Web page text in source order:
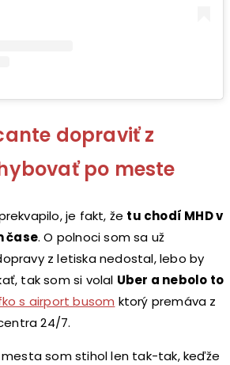
dopraviť z
po meste
je fakt, že tu chodí MHD v
čase. O polnoci som sa už
z letiska nedostal, lebo by
tak som si volal Uber a nebolo to
s airport busom ktorý premáva z
24/7.
mesta som stihol len tak-tak, keďže